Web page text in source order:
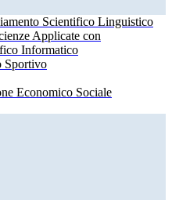
Scientifico Linguistico
Applicate con
Informatico
Sportivo
Economico Sociale